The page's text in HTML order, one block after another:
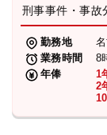
刑事事件・事故
勤務地
業務時間
8
年俸
1
2
弁護士・税理士
費用